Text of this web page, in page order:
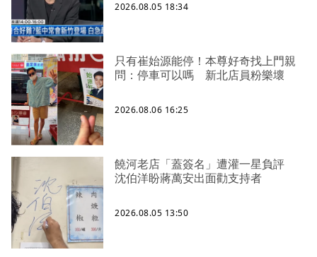
2026.08.05 18:34
只有崔始源能停！本尊好奇找上門親
問：停車可以嗎 新北店員粉樂壞
2026.08.06 16:25
饒河老店「蓋簽名」遭灌一星負評
沈伯洋盼蔣萬安出面勸支持者
2026.08.05 13:50